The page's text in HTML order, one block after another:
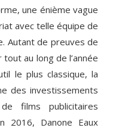
une énième vague
avec telle équipe de
Autant de preuves de
au long de l’année
le plus classique, la
des investissements
films publicitaires
2016, Danone Eaux